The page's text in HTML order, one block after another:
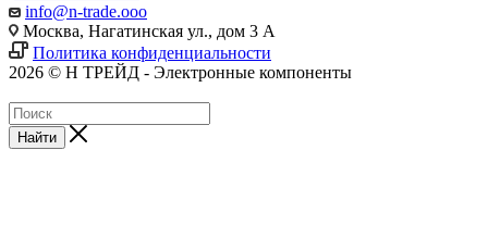
info@n-trade.ooo
Москва, Нагатинская ул., дом 3 А
Политика конфиденциальности
2026 © Н ТРЕЙД - Электронные компоненты
Найти